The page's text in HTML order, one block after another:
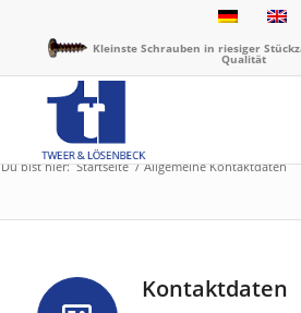
Kleinste Schrauben in riesiger
Qualität
Du bist hier: Startseite / Allgemeine Kontaktdaten
Kontaktdaten